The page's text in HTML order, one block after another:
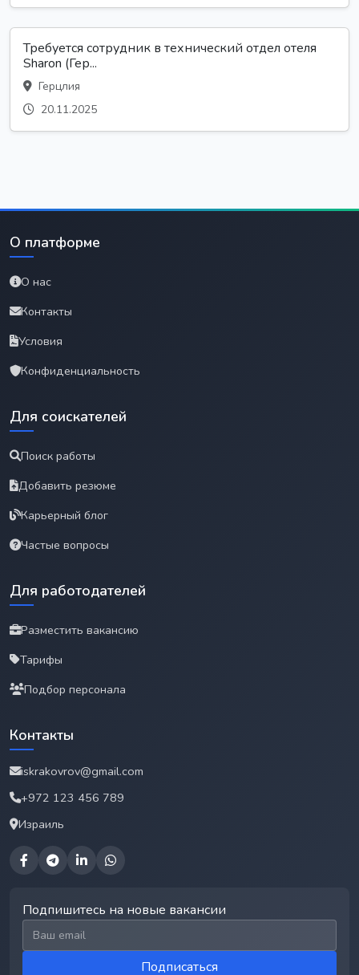
Требуется сотрудник в технический отдел отеля
Sharon (Гер...
Герцлия
20.11.2025
О платформе
О нас
Контакты
Условия
Конфиденциальность
Для соискателей
Поиск работы
Добавить резюме
Карьерный блог
Частые вопросы
Для работодателей
Разместить вакансию
Тарифы
Подбор персонала
Контакты
iskrakovrov@gmail.com
+972 123 456 789
Израиль
Подпишитесь на новые вакансии
Email для подписки
Подписаться